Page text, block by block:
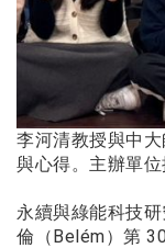
李河清教授與中
與心得。主辦單
永續與綠能科技
倫（Belém）第